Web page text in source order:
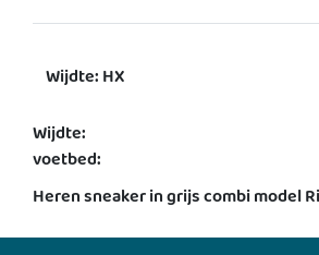
Wijdte: HX
Wijdte:
voetbed:
Heren sneaker in grijs combi model